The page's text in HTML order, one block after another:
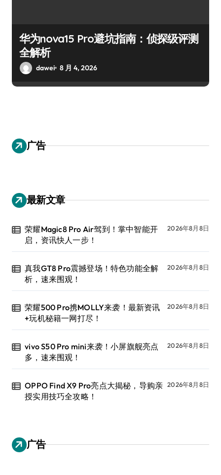
华为nova15 Pro避坑指南：侦探级评测
全解析
dawei 8 月 4, 2026
广告
最新文章
荣耀Magic8 Pro Air驾到！掌中智能开
启，资讯快人一步！
2026年8月8日
真我GT8 Pro震撼登场！特色功能全解
析，速来围观！
2026年8月8日
荣耀500 Pro携MOLLY来袭！最新资讯
+玩机秘籍一网打尽！
2026年8月8日
vivo S50 Pro mini来袭！小屏旗舰亮点
多，速来围观！
2026年8月8日
OPPO Find X9 Pro亮点大揭秘，导购亲
授实用技巧全攻略！
2026年8月8日
广告